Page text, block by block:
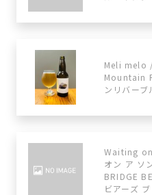
Meli melo
Mountain
ンリバーブ
Waiting
オン ア ソ
BRIDGE
ビアーズ